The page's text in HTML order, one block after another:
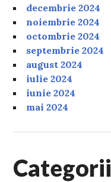
decembrie 2024
noiembrie 2024
octombrie 2024
septembrie 2024
august 2024
iulie 2024
iunie 2024
mai 2024
Categorii